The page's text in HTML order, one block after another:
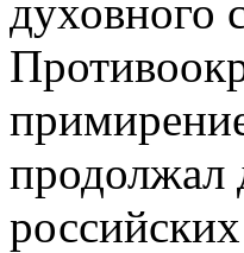
духовного
продолжал